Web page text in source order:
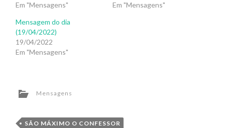
Em "Mensagens"
Em "Mensagens"
Mensagem do dia
(19/04/2022)
19/04/2022
Em "Mensagens"
Mensagens
SÃO MÁXIMO O CONFESSOR